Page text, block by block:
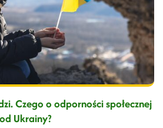
Czego o odporności społecznej
Ukrainy?